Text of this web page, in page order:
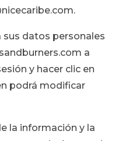
sus datos personales
a
y hacer clic en
podrá modificar
la información y la